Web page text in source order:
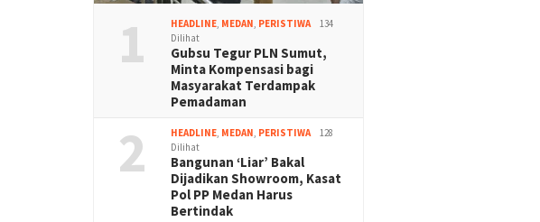
1 HEADLINE, MEDAN, PERISTIWA
134
Dilihat
Gubsu Tegur PLN Sumut,
Minta Kompensasi bagi
Masyarakat Terdampak
Pemadaman
2 HEADLINE, MEDAN, PERISTIWA
128
Dilihat
Bangunan ‘Liar’ Bakal
Dijadikan Showroom, Kasat
Pol PP Medan Harus
Bertindak